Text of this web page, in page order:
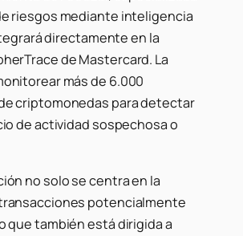
riesgos mediante inteligencia
directamente en la
de Mastercard. La
más de 6.000
criptomonedas para detectar
de actividad sospechosa o
no solo se centra en la
potencialmente
que también está dirigida a